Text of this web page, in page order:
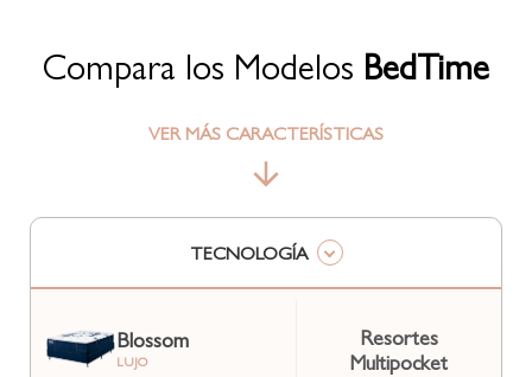
Compara los Modelos BedTime
VER MÁS CARACTERÍSTICAS
TECNOLOGÍA
Blossom
LUJO
Resortes
Multipocket